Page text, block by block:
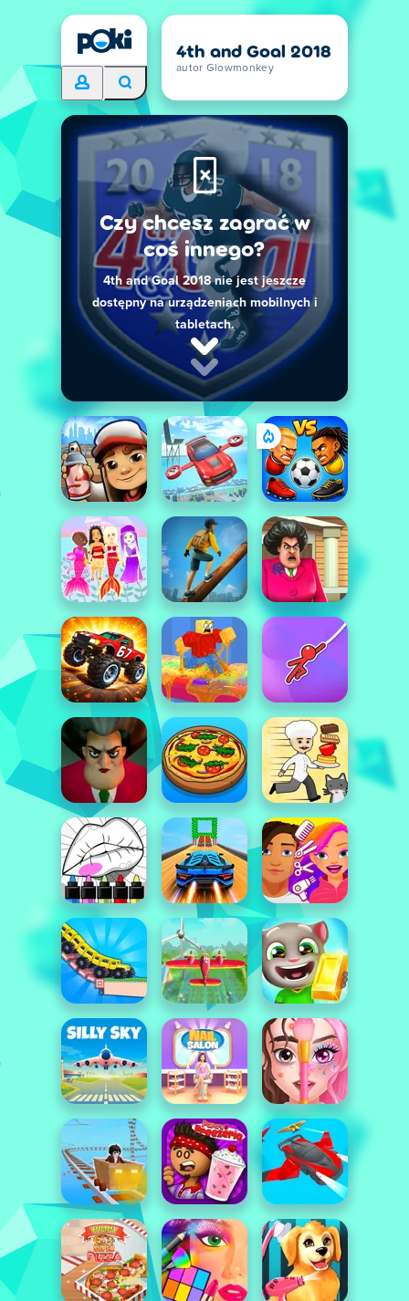
4th and Goal 2018
autor Glowmonkey
Czy chcesz zagrać w
coś innego?
4th and Goal 2018 nie jest jeszcze
dostępny na urządzeniach mobilnych i
tabletach.